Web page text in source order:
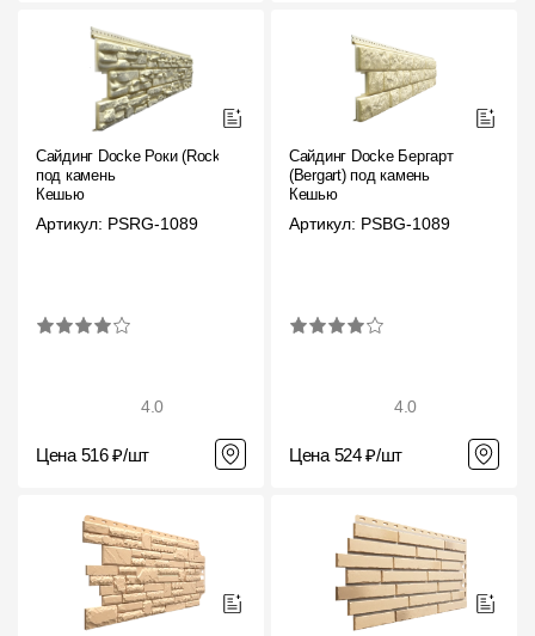
Сайдинг Docke Роки (Rocky)
под камень
Кешью
Артикул: PSRG-1089
4.0
Цена 516 ₽/шт
Сайдинг Docke Бергарт
(Bergart) под камень
Кешью
Артикул: PSBG-1089
4.0
Цена 524 ₽/шт